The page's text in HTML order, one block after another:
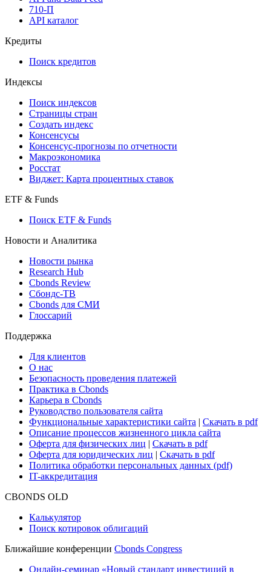
710-П
API каталог
Кредиты
Поиск кредитов
Индексы
Поиск индексов
Страницы стран
Создать индекс
Консенсусы
Консенсус-прогнозы по отчетности
Макроэкономика
Росстат
Виджет: Карта процентных ставок
ETF & Funds
Поиск ETF & Funds
Новости и Аналитика
Новости рынка
Research Hub
Cbonds Review
Сбондс-ТВ
Cbonds для СМИ
Глоссарий
Поддержка
Для клиентов
О нас
Безопасность проведения платежей
Практика в Cbonds
Карьера в Cbonds
Руководство пользователя сайта
Функциональные характеристики сайта | Скачать в pdf
Описание процессов жизненного цикла сайта
Оферта для физических лиц | Скачать в pdf
Оферта для юридических лиц | Скачать в pdf
Политика обработки персональных данных (pdf)
IT-аккредитация
CBONDS OLD
Калькулятор
Поиск котировок облигаций
Ближайшие конференции Cbonds Congress
Онлайн-семинар «Новый стандарт инвестиций в